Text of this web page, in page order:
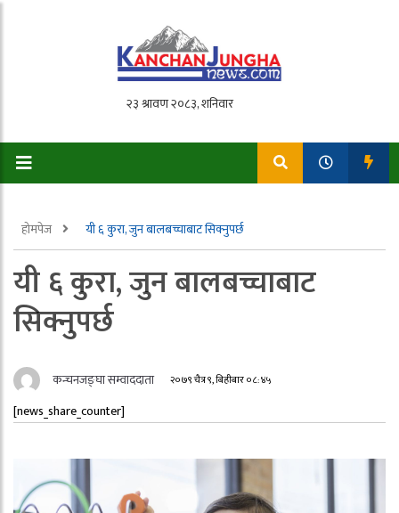
होमपेज यी ६ कुरा, जुन बालबच्चाबाट सिक्नुपर्छ
यी ६ कुरा, जुन बालबच्चाबाट
सिक्नुपर्छ
कन्चनजङ्घा सम्वाददाता २०७९ चैत्र ९, बिहीबार ०८:४५
[news_share_counter]